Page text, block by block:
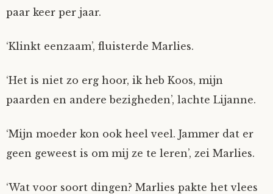
paar keer per jaar.
‘Klinkt eenzaam’, fluisterde Marlies.
‘Het is niet zo erg hoor, ik heb Koos, mijn
paarden en andere bezigheden’, lachte Lijanne.
‘Mijn moeder kon ook heel veel. Jammer dat er
geen geweest is om mij ze te leren’, zei Marlies.
‘Wat voor soort dingen? Marlies pakte het vlees